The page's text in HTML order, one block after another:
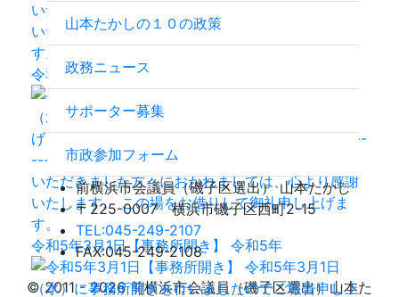
令和5年3月1日【事務所開き】 令和5年
令和5年3月1日【事務所開き】 令和5年
山本たかしの１０の政策
政務ニュース
サポーター募集
市政参加フォーム
前横浜市会議員（磯子区選出）山本たかし
〒225-0007 横浜市磯子区西町2-15
TEL:045-249-2107
FAX:045-249-2108
© 2011 - 2026 前横浜市会議員（磯子区選出）山本た